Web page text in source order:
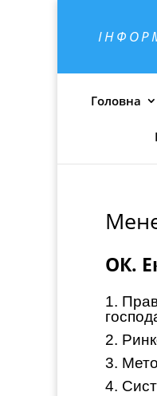
Головна
ОК.
1.
2.
3.
4.